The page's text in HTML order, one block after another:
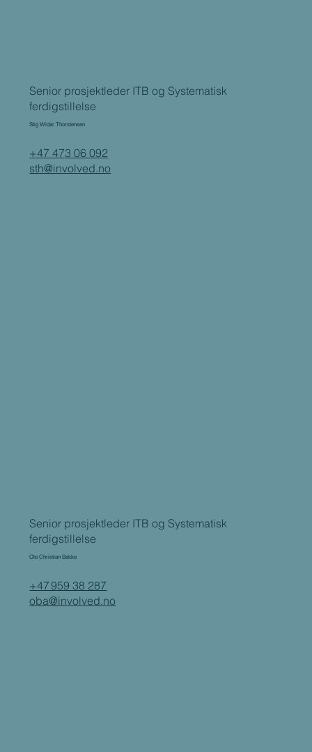
Senior prosjektleder ITB og Systematisk
ferdigstillelse
Stig Widar Thorstensen
+47 473 06 092
sth@involved.no
Senior prosjektleder ITB og Systematisk
ferdigstillelse
Ole Christian Bakke
+47 959 38 287
oba@involved.no